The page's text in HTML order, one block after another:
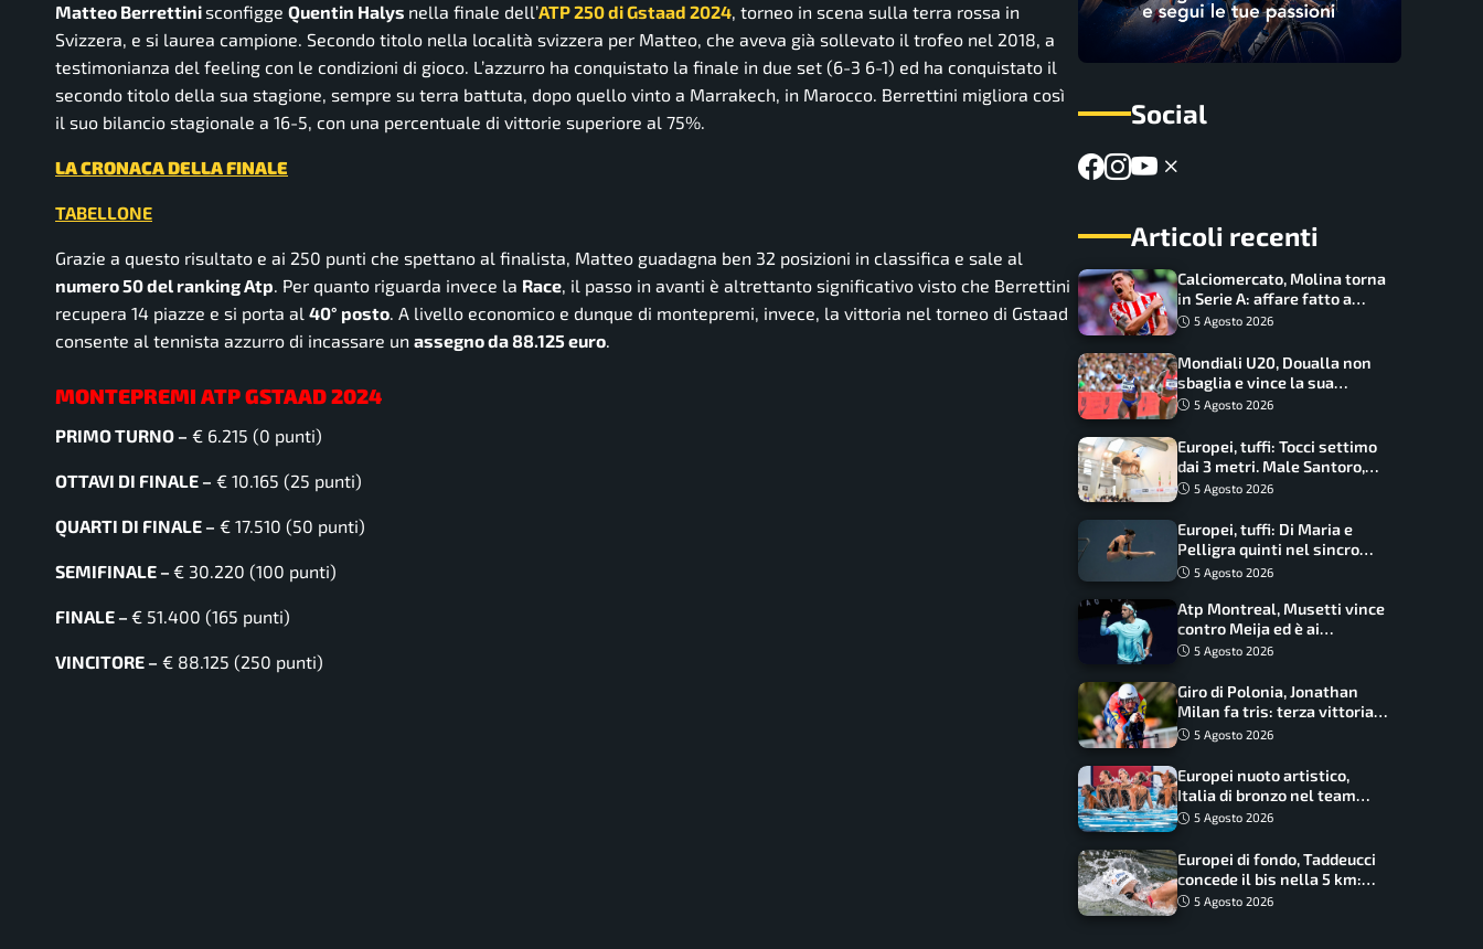
Matteo Berrettinisconfigge Quentin Halys nella finale dell’ATP 250 di Gstaad 2024, torneo in scena sulla terra rossa in
Svizzera, e si laurea campione. Secondo titolo nella località svizzera per Matteo, che aveva già sollevato il trofeo nel 2018, a
testimonianza del feeling con le condizioni di gioco. L’azzurro ha conquistato la finale in due set (6-3 6-1) ed ha conquistato il
secondo titolo della sua stagione, sempre su terra battuta, dopo quello vinto a Marrakech, in Marocco. Berrettini migliora così
il suo bilancio stagionale a 16-5, con una percentuale di vittorie superiore al 75%.
LA CRONACA DELLA FINALE
TABELLONE
Grazie a questo risultato e ai 250 punti che spettano al finalista, Matteo guadagna ben 32 posizioni in classifica e sale al
numero 50 del ranking Atp. Per quanto riguarda invece la Race, il passo in avanti è altrettanto significativo visto che Berrettini
recupera 14 piazze e si porta al 40° posto. A livello economico e dunque di montepremi, invece, la vittoria nel torneo di Gstaad
consente al tennista azzurro di incassare un assegno da 88.125 euro.
MONTEPREMI ATP GSTAAD 2024
PRIMO TURNO – € 6.215 (0 punti)
OTTAVI DI FINALE – € 10.165 (25 punti)
QUARTI DI FINALE – € 17.510 (50 punti)
SEMIFINALE – € 30.220 (100 punti)
FINALE – € 51.400 (165 punti)
VINCITORE – € 88.125 (250 punti)
Social
Articoli recenti
Calciomercato, Molina torna
in Serie A: affare fatto a
cifre sorprendenti
5 Agosto 2026
Mondiali U20, Doualla non
sbaglia e vince la sua
batteria sui 100 metri:
5 Agosto 2026
Europei, tuffi: Tocci settimo
dai 3 metri. Male Santoro,
Wesemann si prende l’oro
5 Agosto 2026
Europei, tuffi: Di Maria e
Pelligra quinti nel sincro
misto. Oro all’Ucraina
5 Agosto 2026
Atp Montreal, Musetti vince
contro Meija ed è ai
sedicesimi
5 Agosto 2026
Giro di Polonia, Jonathan
Milan fa tris: terza vittoria
consecutiva e primato
5 Agosto 2026
Europei nuoto artistico,
Italia di bronzo nel team
acrobatic: terzo podio
5 Agosto 2026
Europei di fondo, Taddeucci
concede il bis nella 5 km:
oro azzurro, Pozzobon
5 Agosto 2026